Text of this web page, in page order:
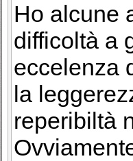
Ho alcune
difficoltà a
eccelenza
la
reperibiltà